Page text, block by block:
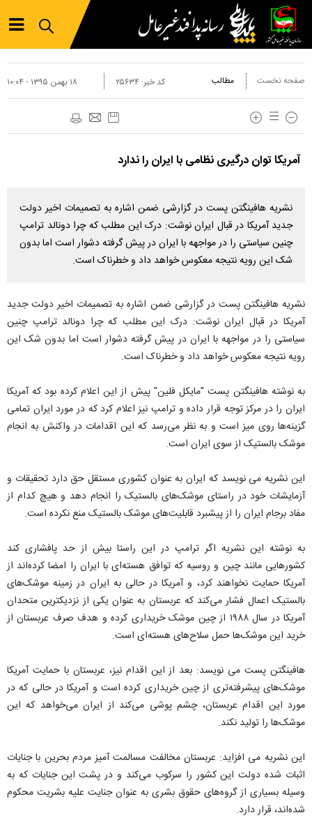
صفحه نخست مطالب ۱۸ بهمن ۱۳۹۵ - ۱۰:۰۴ کد خبر: ۲۵۶۳۴
آمریکا توان درگیری نظامی با ایران را ندارد
نشریه هافینگتن پست در گزارشی ضمن اشاره به تصمیمات اخیر دولت
جدید آمریکا در قبال ایران نوشت: درک این مطلب که چرا دونالد ترامپ
چنین سیاستی را در مواجهه با ایران در پیش گرفته دشوار است اما بدون
شک این رویه نتیجه معکوس خواهد داد و خطرناک است.
نشریه هافینگتن پست در گزارشی ضمن اشاره به تصمیمات اخیر دولت جدید
آمریکا در قبال ایران نوشت: درک این مطلب که چرا دونالد ترامپ چنین
سیاستی را در مواجهه با ایران در پیش گرفته دشوار است اما بدون شک این
رویه نتیجه معکوس خواهد داد و خطرناک است.
به نوشته هافینگتن پست "مایکل فلین" پیش از این اعلام کرده بود که آمریکا
ایران را در مرکز توجه قرار داده و ترامپ نیز اعلام کرد که در مورد ایران تمامی
گزینه‌ها روی میز است و به نظر می‌رسد که این اقدامات در واکنش به انجام
موشک بالستیک از سوی ایران است.
این نشریه می نویسد که ایران به عنوان کشوری مستقل حق دارد تحقیقات و
آزمایشات خود در راستای موشک‌های بالستیک را انجام دهد و هیچ کدام از
مفاد برجام ایران را از پیشبرد قابلیت‌های موشک بالستیک منع نکرده است.
به نوشته این نشریه اگر ترامپ در این راستا بیش از حد پافشاری کند
کشورهایی مانند چین و روسیه که توافق هسته‌ای با ایران را امضا کرده‌اند از
آمریکا حمایت نخواهند کرد، و آمریکا در حالی به ایران در زمینه موشک‌های
بالستیک اعمال فشار می‌کند که عربستان به عنوان یکی از نزدیکترین متحدان
آمریکا در سال ۱۹۸۸ از چین موشک خریداری کرده و هدف صرف عربستان از
خرید این موشک‌ها حمل سلاح‌های هسته‌ای است.
هافینگتن پست می نویسد: بعد از این اقدام نیز، عربستان با حمایت آمریکا
موشک‌های پیشرفته‌تری از چین خریداری کرده است و آمریکا در حالی که در
مورد این اقدام عربستان، چشم پوشی می‌کند از ایران می‌خواهد که این
موشک‌ها را تولید نکند.
این نشریه می افزاید: عربستان مخالفت مسالمت آمیز مردم بحرین با جنایات
اثبات شده دولت این کشور را سرکوب می‌کند و در پشت این جنایات که به
وسیله بسیاری از گروه‌های حقوق بشری به عنوان جنایت علیه بشریت محکوم
شده‌اند، قرار دارد.